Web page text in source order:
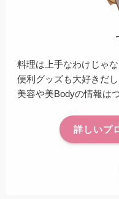
料理は上手なわけじゃ
便利グッズも大好きだ
美容や美Bodyの情報は
詳しいプ